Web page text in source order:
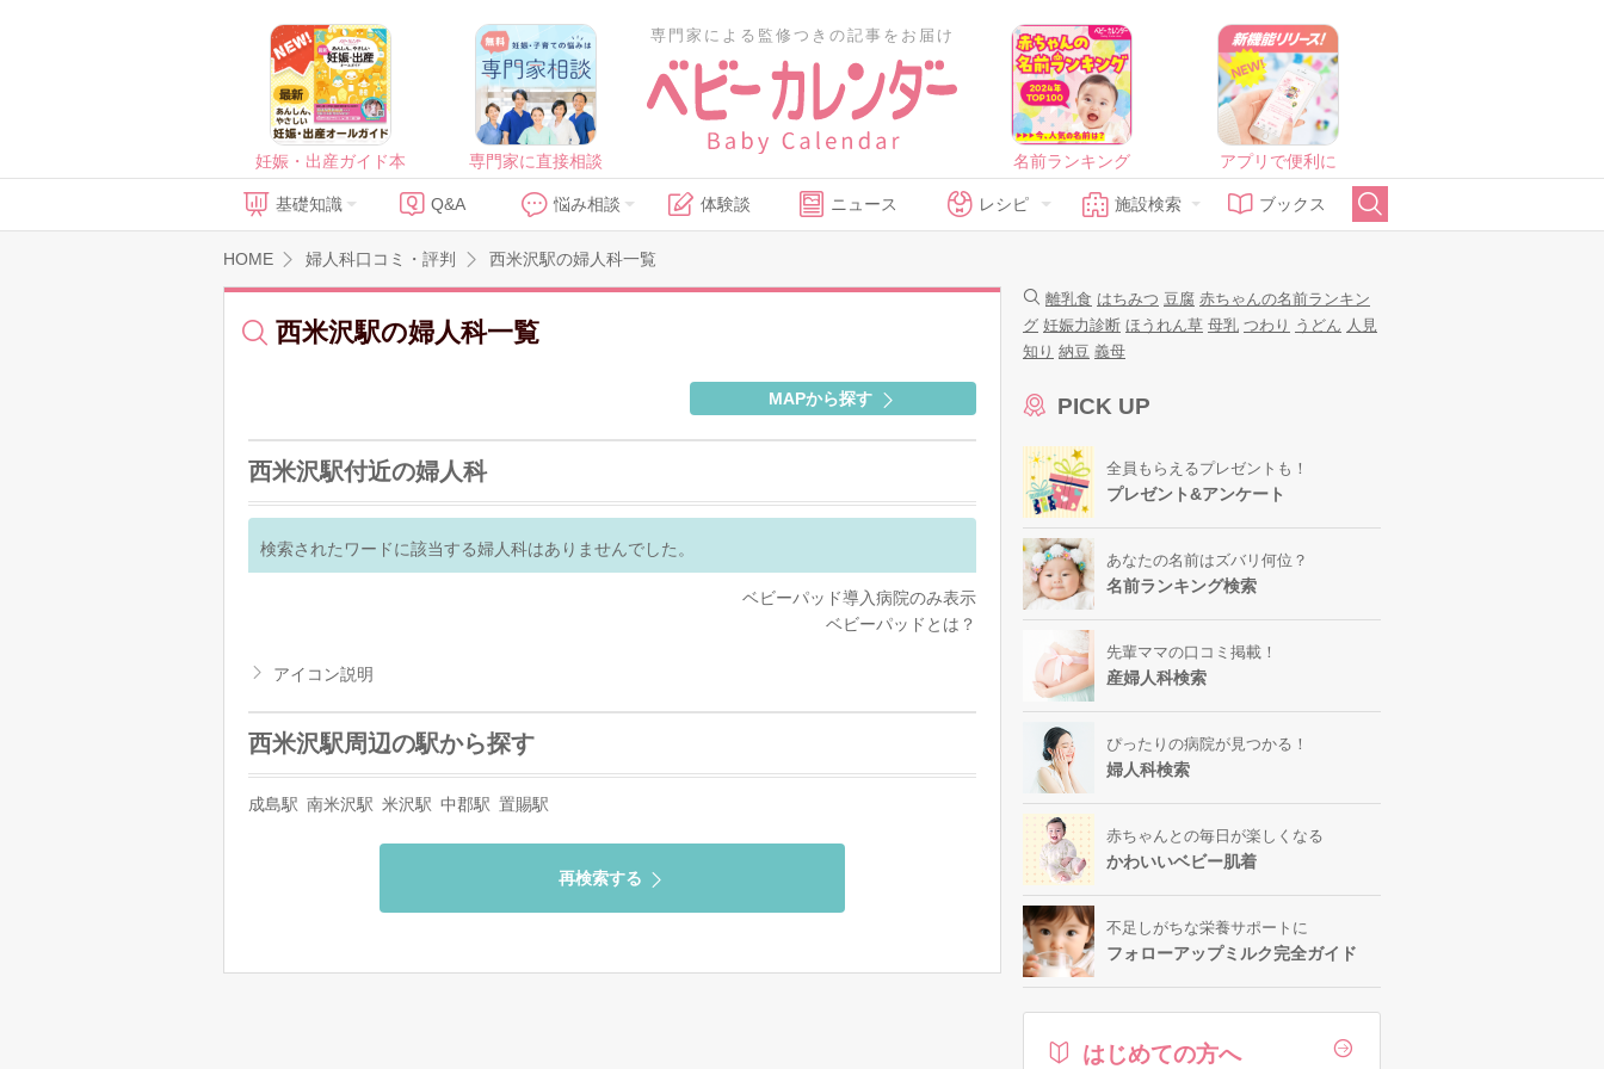
妊娠・出産ガイド本 専門家に直接相談
専門家による監修つきの記事をお届け
名前ランキング アプリで便利に
基礎知識 Q&A 悩み相談 体験談 ニュース レシピ 施設検索 ブックス
HOME 婦人科口コミ・評判 西米沢駅の婦人科一覧
西米沢駅の婦人科一覧
MAPから探す
西米沢駅付近の婦人科
検索されたワードに該当する婦人科はありませんでした。
ベビーパッド導入病院のみ表示
ベビーパッドとは？
アイコン説明
西米沢駅周辺の駅から探す
成島駅 南米沢駅 米沢駅 中郡駅 置賜駅
再検索する
離乳食 はちみつ 豆腐 赤ちゃんの名前ランキン
グ 妊娠力診断 ほうれん草 母乳 つわり うどん 人見
知り 納豆 義母
PICK UP
全員もらえるプレゼントも！
プレゼント&アンケート
あなたの名前はズバリ何位？
名前ランキング検索
先輩ママの口コミ掲載！
産婦人科検索
ぴったりの病院が見つかる！
婦人科検索
赤ちゃんとの毎日が楽しくなる
かわいいベビー肌着
不足しがちな栄養サポートに
フォローアップミルク完全ガイド
はじめての方へ